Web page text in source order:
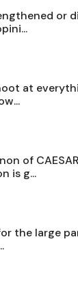
or
at
of
is g...
the large